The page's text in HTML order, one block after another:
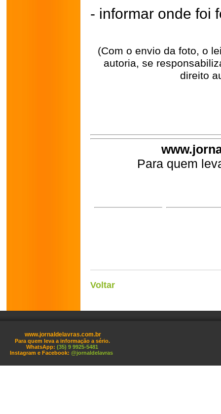
- informar onde foi
(Com o envio da foto, o
autoria, se
direito
Para quem
Voltar
www.jornaldelavras.com.br
Para quem leva a informação a sério.
WhatsApp: (35) 9 9925-5481
Instagram e Facebook: @jornaldelavras